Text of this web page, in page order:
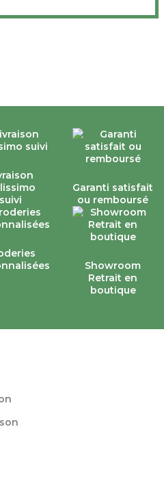
suivi
Garanti satisfait
ou remboursé
Showroom
Retrait en
boutique